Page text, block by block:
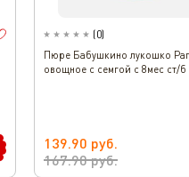
(0)
Пюре Бабушкино лукошко
овощное с семгой с 8мес ст/б
139.90 руб.
167.90руб.